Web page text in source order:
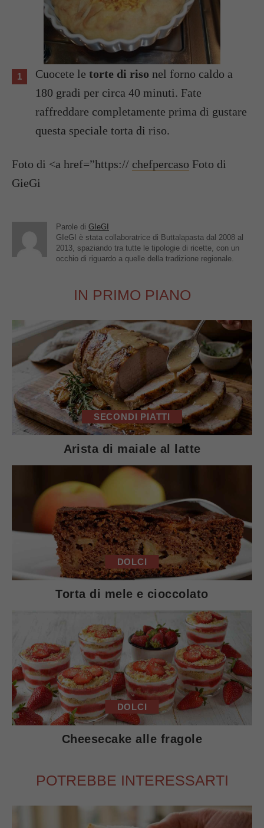
Cuocete le torte di riso nel forno caldo a
180 gradi per circa 40 minuti. Fate
raffreddare completamente prima di gustare
questa speciale torta di riso.
Foto di <a href=”https:// chefpercaso Foto di
GieGi
Parole di GIeGI
GIeGI è stata collaboratrice di Buttalapasta dal 2008 al
2013, spaziando tra tutte le tipologie di ricette, con un
occhio di riguardo a quelle della tradizione regionale.
IN PRIMO PIANO
SECONDI PIATTI
Arista di maiale al latte
DOLCI
Torta di mele e cioccolato
DOLCI
Cheesecake alle fragole
POTREBBE INTERESSARTI